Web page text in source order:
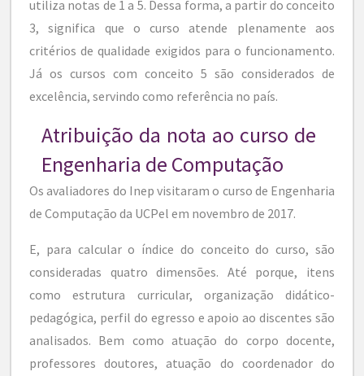
utiliza notas de 1 a 5. Dessa forma, a partir do conceito
3, significa que o curso atende plenamente aos
critérios de qualidade exigidos para o funcionamento.
Já os cursos com conceito 5 são considerados de
excelência, servindo como referência no país.
Atribuição da nota ao curso de
Engenharia de Computação
Os avaliadores do Inep visitaram o curso de Engenharia
de Computação da UCPel em novembro de 2017.
E, para calcular o índice do conceito do curso, são
consideradas quatro dimensões. Até porque, itens
como estrutura curricular, organização didático-
pedagógica, perfil do egresso e apoio ao discentes são
analisados. Bem como atuação do corpo docente,
professores doutores, atuação do coordenador do